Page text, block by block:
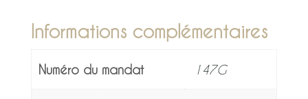
Informations complémentaires
Numéro du mandat 147G